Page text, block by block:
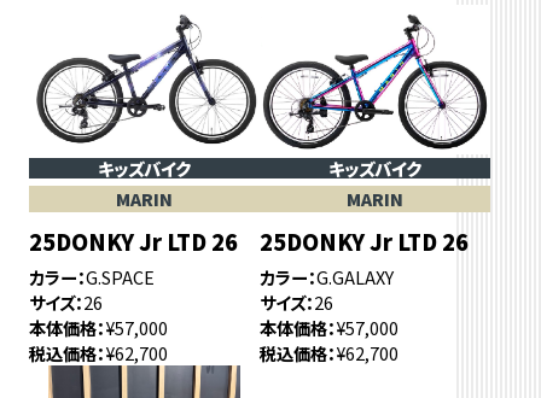
キッズバイク
MARIN
25DONKY Jr LTD 26
カラー G.SPACE
サイズ 26
本体価格 ¥57,000
税込価格 ¥62,700
キッズバイク
MARIN
25DONKY Jr LTD 26
カラー G.GALAXY
サイズ 26
本体価格 ¥57,000
税込価格 ¥62,700